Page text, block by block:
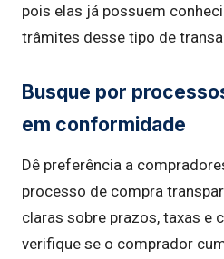
pois elas já possuem
trâmites desse tipo de
Busque por
em conformidade
Dê preferência a
processo de compra
claras sobre prazos, taxas e
verifique se o comprador